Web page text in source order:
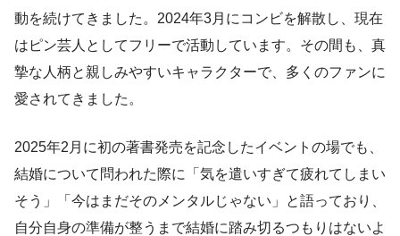
動を続けてきました。2024年3月にコンビを解散し、現在
はピン芸人としてフリーで活動しています。その間も、真
摯な人柄と親しみやすいキャラクターで、多くのファンに
愛されてきました。
2025年2月に初の著書発売を記念したイベントの場でも、
結婚について問われた際に「気を遣いすぎて疲れてしまい
そう」「今はまだそのメンタルじゃない」と語っており、
自分自身の準備が整うまで結婚に踏み切るつもりはないよ